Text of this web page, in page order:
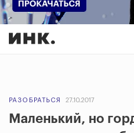
РАЗОБРАТЬСЯ 27.10.2017
Маленький, но